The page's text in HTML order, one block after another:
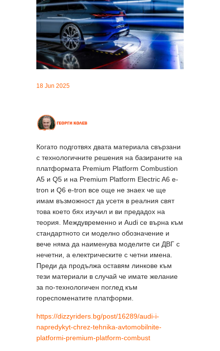
18 Jun 2025
Когато подготвях двата материала свързани
с технологичните решения на базираните на
платформата Premium Platform Combustion
A5 и Q5 и на Premium Platform Electric A6 e-
tron и Q6 e-tron все още не знаех че ще
имам възможност да усетя в реалния свят
това което бях изучил и ви предадох на
теория. Междувременно и Audi се върна към
стандартното си моделно обозначение и
вече няма да наименува моделите си ДВГ с
нечетни, а електрическите с четни имена.
Преди да продължа оставям линкове към
тези материали в случай че имате желание
за по-технологичен поглед към
гореспоменатите платформи.
https://dizzyriders.bg/post/16289/audi-i-
napredykyt-chrez-tehnika-avtomobilnite-
platformi-premium-platform-combust